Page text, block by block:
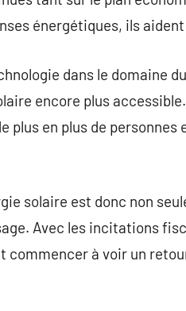
énergétiques, ils
dans le domaine
encore plus
plus en plus de
solaire est donc non
Avec les incitations
commencer à voir un